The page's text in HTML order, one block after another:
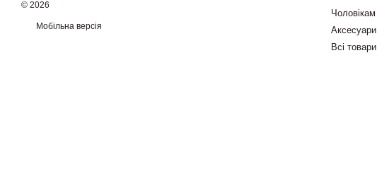
© 2026
Мобільна версія
Чоловікам
Аксесуари
Всі товари